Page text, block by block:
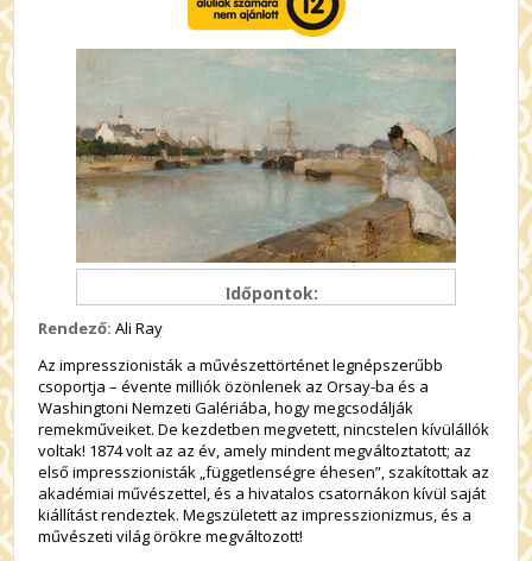
Időpontok:
Rendező: Ali Ray
Az impresszionisták a művészettörténet legnépszerűbb
csoportja – évente milliók özönlenek az Orsay-ba és a
Washingtoni Nemzeti Galériába, hogy megcsodálják
remekműveiket. De kezdetben megvetett, nincstelen kívülállók
voltak! 1874 volt az az év, amely mindent megváltoztatott; az
első impresszionisták „függetlenségre éhesen”, szakítottak az
akadémiai művészettel, és a hivatalos csatornákon kívül saját
kiállítást rendeztek. Megszületett az impresszionizmus, és a
művészeti világ örökre megváltozott!